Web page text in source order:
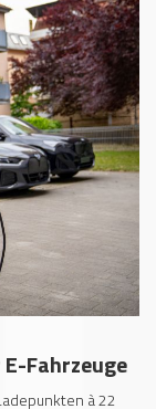
Fahrzeuge
à 22